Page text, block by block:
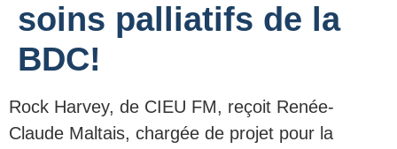
soins palliatifs de la
BDC!
Rock Harvey, de CIEU FM, reçoit Renée-
Claude Maltais, chargée de projet pour la